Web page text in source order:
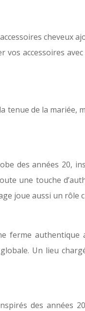
cheveux
vos accessoires
de la mariée,
des années 20,
une touche
joue aussi un rôle
ferme
Un lieu
des années